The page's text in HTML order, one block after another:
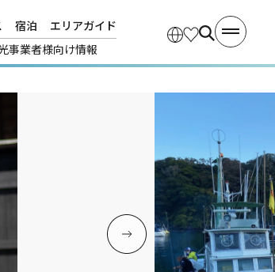
宿泊
エリアガイド
事業者様向け情報